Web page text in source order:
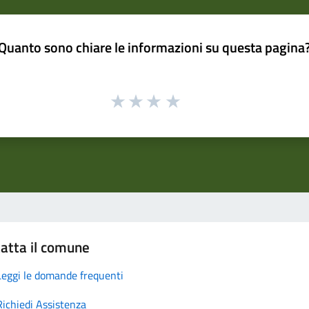
sono chiare le informazioni su questa
il comune
le domande frequenti
Assistenza